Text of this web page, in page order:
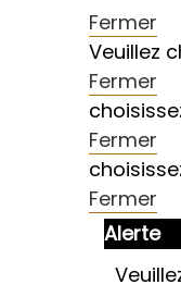
Fermer
Veuillez
Fermer
Fermer
Fermer
Alerte